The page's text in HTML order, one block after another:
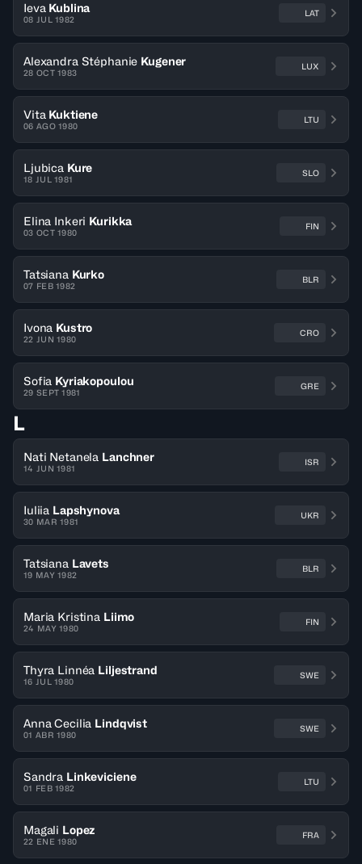
Ieva Kublina
08 JUL 1982
LAT
Alexandra Stéphanie Kugener
28 OCT 1983
LUX
Vita Kuktiene
06 AGO 1980
LTU
Ljubica Kure
18 JUL 1981
SLO
Elina Inkeri Kurikka
03 OCT 1980
FIN
Tatsiana Kurko
07 FEB 1982
BLR
Ivona Kustro
22 JUN 1980
CRO
Sofia Kyriakopoulou
29 SEPT 1981
GRE
L
Nati Netanela Lanchner
14 JUN 1981
ISR
Iuliia Lapshynova
30 MAR 1981
UKR
Tatsiana Lavets
19 MAY 1982
BLR
Maria Kristina Liimo
24 MAY 1980
FIN
Thyra Linnéa Liljestrand
16 JUL 1980
SWE
Anna Cecilia Lindqvist
01 ABR 1980
SWE
Sandra Linkeviciene
01 FEB 1982
LTU
Magali Lopez
22 ENE 1980
FRA